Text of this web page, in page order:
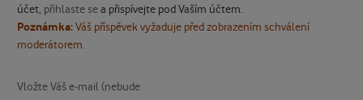
účet, přihlaste sea přispívejte pod Vaším účtem.
Poznámka:Váš příspěvek vyžaduje před zobrazením schválení
moderátorem.